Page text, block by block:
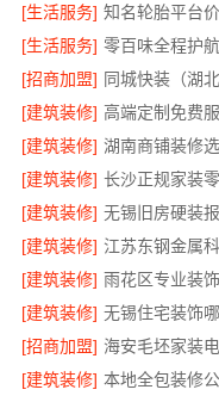
[生活服务]
[生活服务] 零百味全程护
[招商加盟]
[建筑装修]
[建筑装修] 湖南商铺装修
[建筑装修] 长沙正规家装
[建筑装修] 无锡旧房硬装
[建筑装修]
[建筑装修] 雨花区专业装
[建筑装修]
[招商加盟] 海安毛坯家装
[建筑装修] 本地全包装修